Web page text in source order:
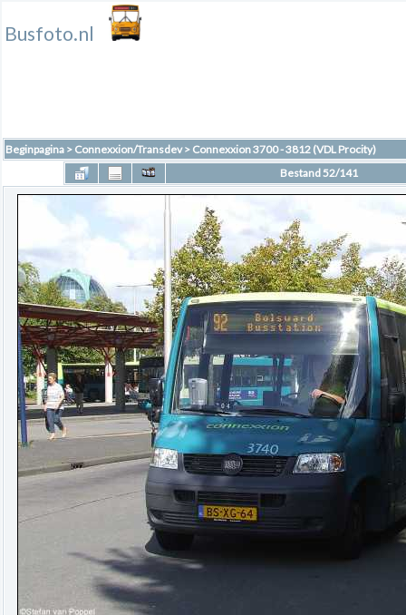
Busfoto.nl
Beginpagina > Connexxion/Transdev> Connexxion 3700 - 3812 (VDL Procity)
Bestand 52/141